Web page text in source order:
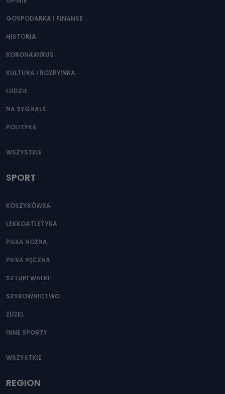
GOSPODARKA I FINANSE
HISTORIA
KORONAWIRUS
KULTURA I ROZRYWKA
LUDZIE
NA SYGNALE
POLITYKA
WSZYSTKIE
SPORT
KOSZYKÓWKA
LEKKOATLETYKA
PIŁKA NOŻNA
PIŁKA RĘCZNA
SZTUKI WALKI
SZYBOWNICTWO
ŻUŻEL
INNE SPORTY
WSZYSTKIE
REGION